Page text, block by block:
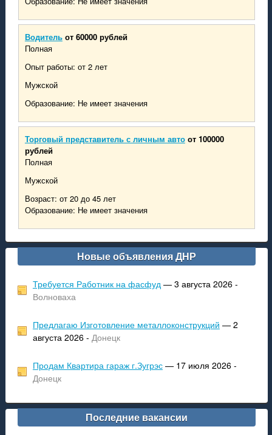
Водитель от 60000 рублей
Полная
Опыт работы: от 2 лет
Мужской
Образование: Не имеет значения
Торговый представитель с личным авто от 100000
рублей
Полная
Мужской
Возраст: от 20 до 45 лет
Образование: Не имеет значения
Новые объявления ДНР
Требуется Работник на фасфуд— 3 августа 2026 -
Волноваха
Предлагаю Изготовление металлоконструкций — 2
августа 2026 - Донецк
Продам Квартира гараж г.Зугрэс— 17 июля 2026 -
Донецк
Последние вакансии